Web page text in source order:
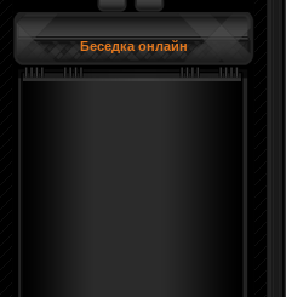
Беседка онлайн